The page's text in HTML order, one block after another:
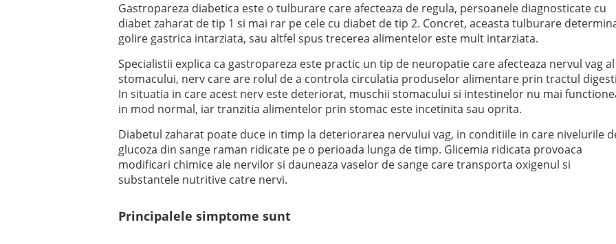
Gastropareza diabetica este o tulburare care afecteaza de regula, persoanele diagnosticate cu
diabet zaharat de tip 1 si mai rar pe cele cu diabet de tip 2. Concret, aceasta tulburare
golire gastrica intarziata, sau altfel spus trecerea alimentelor este mult intarziata.
Specialistii explica ca gastropareza este practic un tip de neuropatie care afecteaza nervul vag al
stomacului, nerv care are rolul de a controla circulatia produselor alimentare prin tractul
In situatia in care acest nerv este deteriorat, muschii stomacului si intestinelor nu mai
in mod normal, iar tranzitia alimentelor prin stomac este incetinita sau oprita.
Diabetul zaharat poate duce in timp la deteriorarea nervului vag, in conditiile in care nivelurile
glucoza din sange raman ridicate pe o perioada lunga de timp. Glicemia ridicata provoaca
modificari chimice ale nervilor si dauneaza vaselor de sange care transporta oxigenul si
substantele nutritive catre nervi.
Principalele simptome sunt